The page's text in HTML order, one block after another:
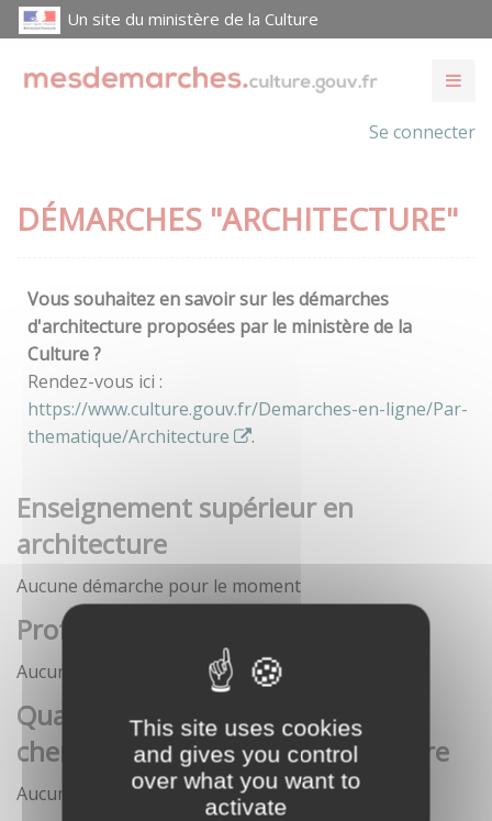
This site uses cookies
and gives you control
over what you want to
activate
Un site du ministère de la Culture
Se connecter
DÉMARCHES "ARCHITECTURE"
Vous souhaitez en savoir sur les démarches
d'architecture proposées par le ministère de la
Culture ?
Rendez-vous ici :
https://www.culture.gouv.fr/Demarches-en-ligne/Par-
thematique/Architecture
.
Enseignement supérieur en
architecture
Aucune démarche pour le moment
Profession architecte
Aucune démarche pour le moment
Qualification des enseignants-
chercheurs en écoles d'architecture
Aucune démarche pour le moment